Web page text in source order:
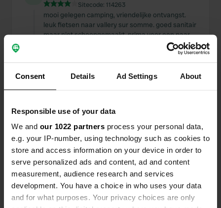
Consent Details Ad Settings About
Responsible use of your data
We and our 1022 partners process your personal data,
e.g. your IP-number, using technology such as cookies to
store and access information on your device in order to
serve personalized ads and content, ad and content
measurement, audience research and services
development. You have a choice in who uses your data
and for what purposes. Your privacy choices are only
Sitecode: 114263
mooi gelegen camping, vriendelijke ontvangst.
leuk fietsen naar vallery sur somme. goed sanitair
maar niet schoongemaakt. prima voor een paar
— meer dan 1 jaar
geleden
gedronken. bakkertje op 600 mtr met biologisch
brood. leuk om ff het dorpje in te lopen. als je
teveel stroom verbruikt springt het uit. verder
geen voorzieningen. wij waren hier 1 nachtje.
Een locatie beoordeeld—bijna 2 jaar geleden
Sitecode:69196
leuke plek, hele aardige eigenaar, wel veel
verkeer komt er langs. prijs €20,00. wij blijven 1